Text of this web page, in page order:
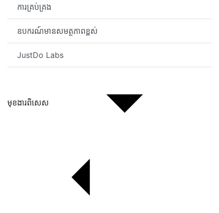
ការគ្រប់គ្រង
ឧបករណ៍មានសមត្ថភាពខ្ពស់
JustDo Labs
មុខងារពិសេស